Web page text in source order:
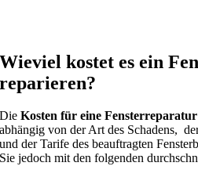
Wieviel kostet es ein
reparieren?
DieKosten für eine Fensterreparatur
abhängig von der Art des Schadens,
und der Tarife des beauftragten
Sie jedoch mit den folgenden